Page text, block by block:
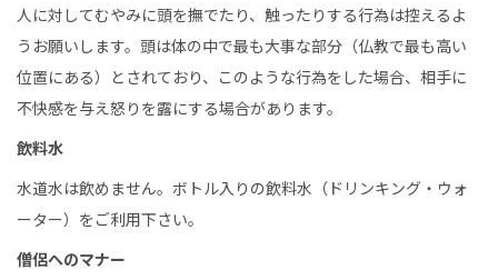
人に対してむやみに頭を撫でたり、触ったりする行為は控えるよ
うお願いします。頭は体の中で最も大事な部分（仏教で最も高い
位置にある）とされており、このような行為をした場合、相手に
不快感を与え怒りを露にする場合があります。
飲料水
水道水は飲めません。ボトル入りの飲料水（ドリンキング・ウォ
ーター）をご利用下さい。
僧侶へのマナー